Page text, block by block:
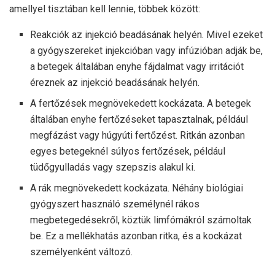
amellyel tisztában kell lennie, többek között:
Reakciók az injekció beadásának helyén. Mivel ezeket
a gyógyszereket injekcióban vagy infúzióban adják be,
a betegek általában enyhe fájdalmat vagy irritációt
éreznek az injekció beadásának helyén.
A fertőzések megnövekedett kockázata. A betegek
általában enyhe fertőzéseket tapasztalnak, például
megfázást vagy húgyúti fertőzést. Ritkán azonban
egyes betegeknél súlyos fertőzések, például
tüdőgyulladás vagy szepszis alakul ki.
A rák megnövekedett kockázata. Néhány biológiai
gyógyszert használó személynél rákos
megbetegedésekről, köztük limfómákról számoltak
be. Ez a mellékhatás azonban ritka, és a kockázat
személyenként változó.